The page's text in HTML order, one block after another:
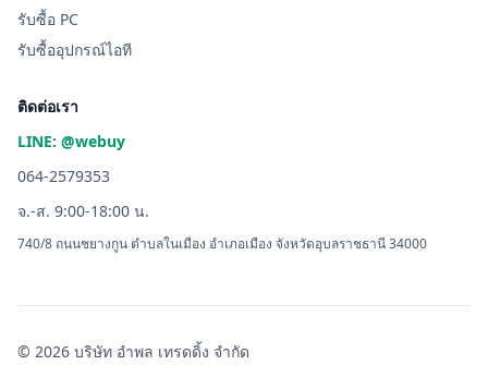
รับซื้อ PC
รับซื้ออุปกรณ์ไอที
ติดต่อเรา
LINE: @webuy
064-2579353
จ.-ส. 9:00-18:00 น.
740/8 ถนนชยางกูน ตำบลในเมือง อำเภอเมือง จังหวัดอุบลราชธานี 34000
© 2026 บริษัท อำพล เทรดดิ้ง จำกัด